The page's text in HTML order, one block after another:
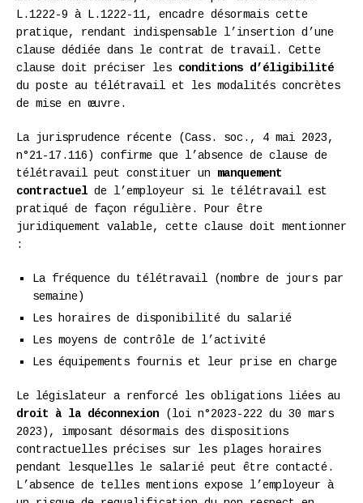
L.1222-9 à L.1222-11, encadre désormais cette
pratique, rendant indispensable l’insertion d’une
clause dédiée dans le contrat de travail. Cette
clause doit préciser les conditions d’éligibilité
du poste au télétravail et les modalités concrètes
de mise en œuvre.
La jurisprudence récente (Cass. soc., 4 mai 2023,
n°21-17.116) confirme que l’absence de clause de
télétravail peut constituer un manquement
contractuel de l’employeur si le télétravail est
pratiqué de façon régulière. Pour être
juridiquement valable, cette clause doit mentionner
:
La fréquence du télétravail (nombre de jours par
semaine)
Les horaires de disponibilité du salarié
Les moyens de contrôle de l’activité
Les équipements fournis et leur prise en charge
Le législateur a renforcé les obligations liées au
droit à la déconnexion (loi n°2023-222 du 30 mars
2023), imposant désormais des dispositions
contractuelles précises sur les plages horaires
pendant lesquelles le salarié peut être contacté.
L’absence de telles mentions expose l’employeur à